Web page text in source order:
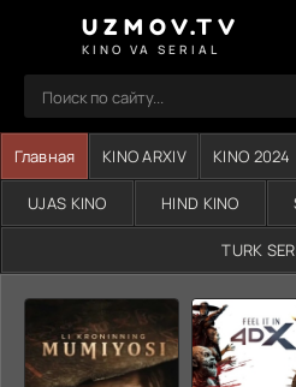
UZMOV.TV
KINO VA SERIAL
Главная KINO ARXIV KINO 2024
UJAS KINO HIND KINO
TURK